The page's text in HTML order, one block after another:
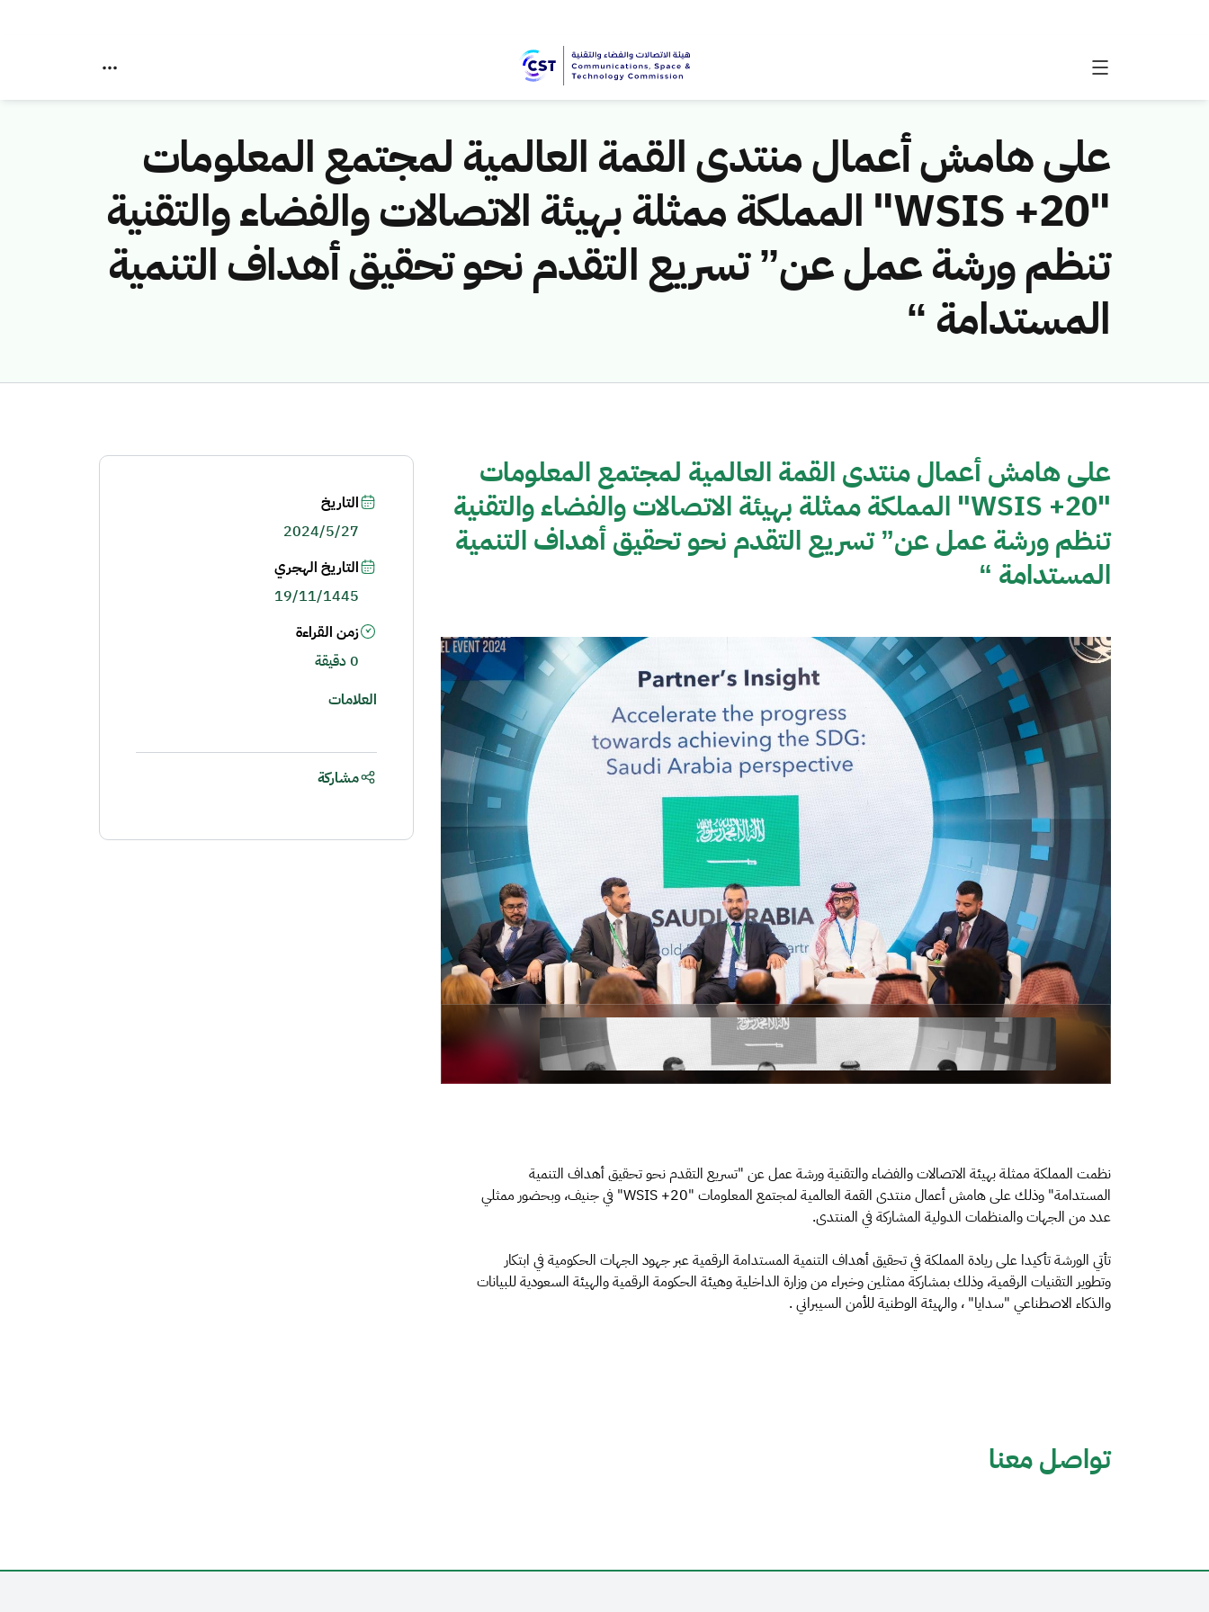
على هامش أعمال منتدى القمة العالمية لمجتمع المعلومات
"WSIS +20" المملكة ممثلة بهيئة الاتصالات والفضاء والتقنية
تنظم ورشة عمل عن” تسريع التقدم نحو تحقيق أهداف التنمية
المستدامة “
على هامش أعمال منتدى القمة العالمية لمجتمع المعلومات
"WSIS +20" المملكة ممثلة بهيئة الاتصالات والفضاء والتقنية
تنظم ورشة عمل عن” تسريع التقدم نحو تحقيق أهداف التنمية
المستدامة “
نظمت المملكة ممثلة بهيئة الاتصالات والفضاء والتقنية ورشة عمل عن "تسريع التقدم نحو تحقيق أهداف التنمية
المستدامة" وذلك على هامش أعمال منتدى القمة العالمية لمجتمع المعلومات "WSIS +20" في جنيف، وبحضور ممثلي
عدد من الجهات والمنظمات الدولية المشاركة في المنتدى.
تأتي الورشة تأكيدا على ريادة المملكة في تحقيق أهداف التنمية المستدامة الرقمية عبر جهود الجهات الحكومية في ابتكار
وتطوير التقنيات الرقمية، وذلك بمشاركة ممثلين وخبراء من وزارة الداخلية وهيئة الحكومة الرقمية والهيئة السعودية للبيانات
والذكاء الاصطناعي "سدايا" ، والهيئة الوطنية للأمن السيبراني .
التاريخ
2024/5/27
التاريخ الهجري
19/11/1445
زمن القراءة
0 دقيقة
العلامات
مشاركة
تواصل معنا